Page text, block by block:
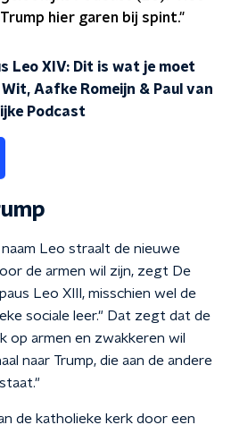
hier garen bij spint."
Leo XIV: Dit is wat je moet
Aafke Romeijn & Paul van
Podcast
Leo straalt de nieuwe
de armen wil zijn, zegt De
Leo XIII, misschien wel de
sociale leer." Dat zegt dat de
op armen en zwakkeren wil
naar Trump, die aan de andere
de katholieke kerk door een